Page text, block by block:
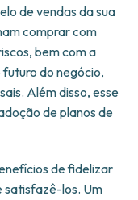
de vendas da sua
comprar com
bem com a
do negócio,
Além disso, esse
de planos de
de fidelizar
satisfazê-los. Um